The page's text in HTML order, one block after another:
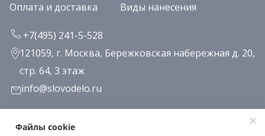
Оплата и доставка
Виды нанесения
+7(495) 241-5-528
121059, г. Москва, Бережковская набережная д. 20,
стр. 64, 3 этаж
info@slovodelo.ru
Заказать звонок
Файлы cookie